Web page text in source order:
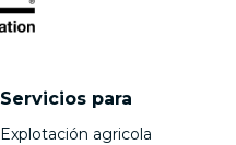
Servicios para
Explotación agricola